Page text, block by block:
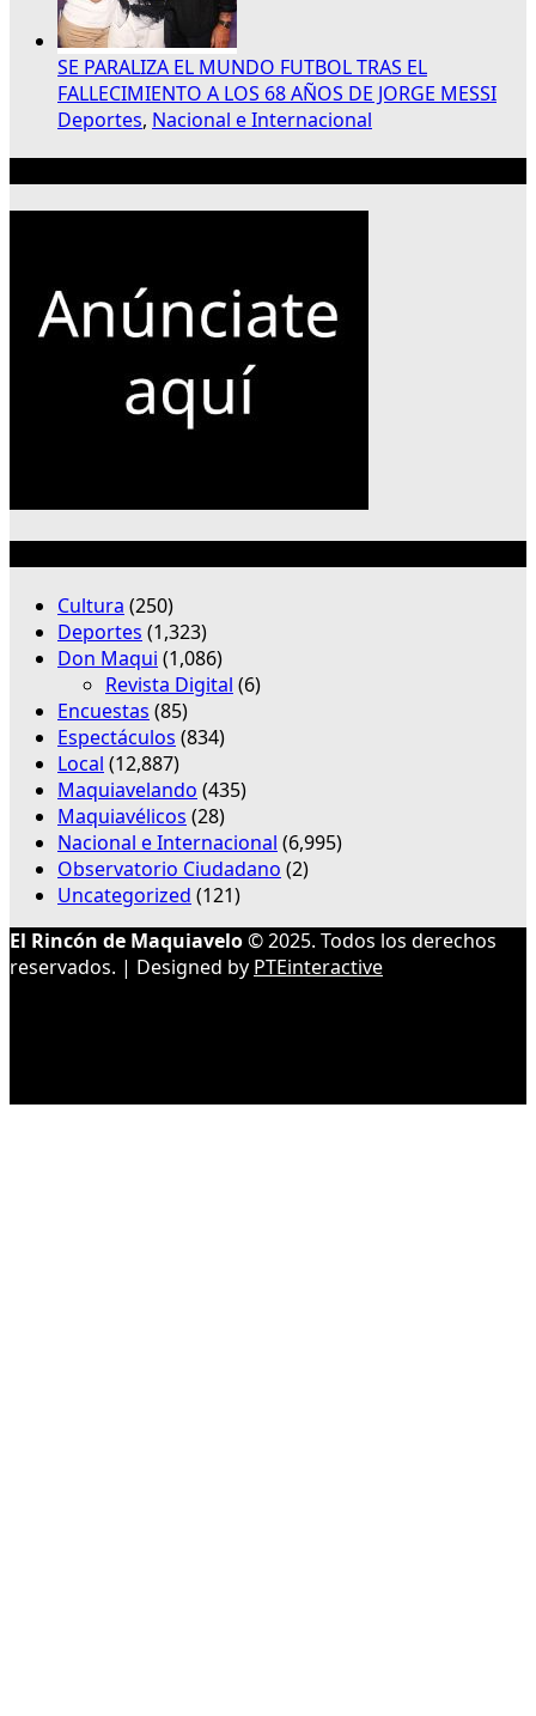
SE PARALIZA EL MUNDO FUTBOL TRAS EL
FALLECIMIENTO A LOS 68 AÑOS DE JORGE MESSI
Deportes, Nacional e Internacional
Cultura (250)
Deportes (1,323)
Don Maqui (1,086)
Revista Digital (6)
Encuestas (85)
Espectáculos (834)
Local (12,887)
Maquiavelando (435)
Maquiavélicos (28)
Nacional e Internacional (6,995)
Observatorio Ciudadano (2)
Uncategorized (121)
El Rincón de Maquiavelo© 2025. Todos los derechos
reservados. | Designed by PTEinteractive